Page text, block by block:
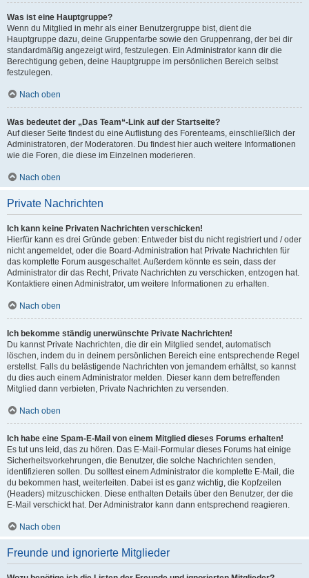
Was ist eine Hauptgruppe?
Wenn du Mitglied in mehr als einer Benutzergruppe bist, dient die
Hauptgruppe dazu, deine Gruppenfarbe sowie den Gruppenrang, der bei dir
standardmäßig angezeigt wird, festzulegen. Ein Administrator kann dir die
Berechtigung geben, deine Hauptgruppe im persönlichen Bereich selbst
festzulegen.
Nach oben
Was bedeutet der „Das Team“-Link auf der Startseite?
Auf dieser Seite findest du eine Auflistung des Forenteams, einschließlich der
Administratoren, der Moderatoren. Du findest hier auch weitere Informationen
wie die Foren, die diese im Einzelnen moderieren.
Nach oben
Private Nachrichten
Ich kann keine Privaten Nachrichten verschicken!
Hierfür kann es drei Gründe geben: Entweder bist du nicht registriert und / oder
nicht angemeldet, oder die Board-Administration hat Private Nachrichten für
das komplette Forum ausgeschaltet. Außerdem könnte es sein, dass der
Administrator dir das Recht, Private Nachrichten zu verschicken, entzogen hat.
Kontaktiere einen Administrator, um weitere Informationen zu erhalten.
Nach oben
Ich bekomme ständig unerwünschte Private Nachrichten!
Du kannst Private Nachrichten, die dir ein Mitglied sendet, automatisch
löschen, indem du in deinem persönlichen Bereich eine entsprechende Regel
erstellst. Falls du belästigende Nachrichten von jemandem erhältst, so kannst
du dies auch einem Administrator melden. Dieser kann dem betreffenden
Mitglied dann verbieten, Private Nachrichten zu versenden.
Nach oben
Ich habe eine Spam-E-Mail von einem Mitglied dieses Forums erhalten!
Es tut uns leid, das zu hören. Das E-Mail-Formular dieses Forums hat einige
Sicherheitsvorkehrungen, die Benutzer, die solche Nachrichten senden,
identifizieren sollen. Du solltest einem Administrator die komplette E-Mail, die
du bekommen hast, weiterleiten. Dabei ist es ganz wichtig, die Kopfzeilen
(Headers) mitzuschicken. Diese enthalten Details über den Benutzer, der die
E-Mail verschickt hat. Der Administrator kann dann entsprechend reagieren.
Nach oben
Freunde und ignorierte Mitglieder